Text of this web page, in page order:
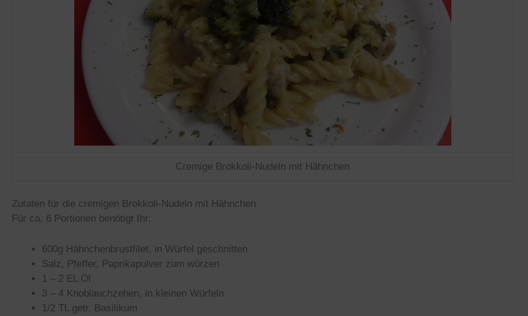
Cremige Brokkoli-Nudeln mit Hähnchen
Zutaten für die cremigen Brokkoli-Nudeln mit Hähnchen
Für ca. 6 Portionen benötigt Ihr:
600g Hähnchenbrustfilet, in Würfel geschnitten
Salz, Pfeffer, Paprikapulver zum würzen
1 – 2 EL Öl
3 – 4 Knoblauchzehen, in kleinen Würfeln
1/2 TL getr. Basilikum